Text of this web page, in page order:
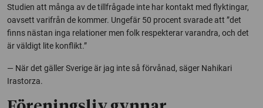
Studien att många av de tillfrågade inte har kontakt med flyktingar,
oavsett varifrån de kommer. Ungefär 50 procent svarade att ”det
finns nästan inga relationer men folk respekterar varandra, och det
är väldigt lite konflikt.”
— När det gäller Sverige är jag inte så förvånad, säger Nahikari
Irastorza.